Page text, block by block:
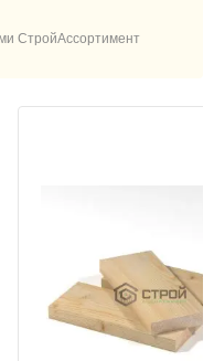
СтройАссортимент